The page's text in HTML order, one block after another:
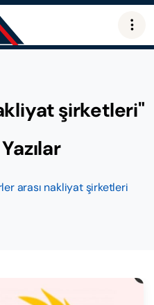
şirketleri"
arası nakliyat şirketleri